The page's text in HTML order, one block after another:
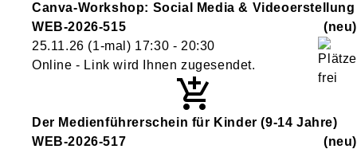
Canva-Workshop: Social Media & Videoerstellung
WEB-2026-515
neu
25.11.26 (1-mal) 17:30 - 20:30
Online - Link wird Ihnen zugesendet.
Der Medienführerschein für Kinder (9-14 Jahre)
WEB-2026-517
neu